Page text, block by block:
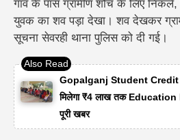
गांव के पास ग्रामीण शौच के लिए
युवक का शव पड़ा देखा। शव देखकर
सूचना सेवरही थाना पुलिस को दी गई।
Gopalganj Student Credit
मिलेगा ₹4 लाख तक
पूरी खबर